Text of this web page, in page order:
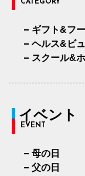
CATEGORY
ギフト&フ
ヘルス&ビ
スクール&
イベント
EVENT
母の日
父の日